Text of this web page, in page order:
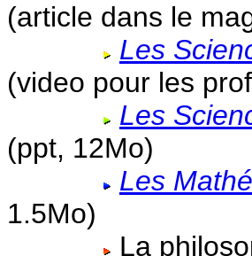
(article dans le
Les
(video pour les
Les
(ppt, 12Mo)
Les
1.5Mo)
La